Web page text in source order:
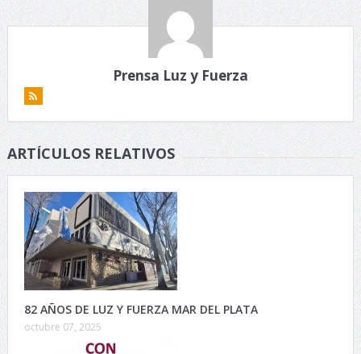
Prensa Luz y Fuerza
ARTÍCULOS RELATIVOS
82 AÑOS DE LUZ Y FUERZA MAR DEL PLATA
octubre 07, 2025